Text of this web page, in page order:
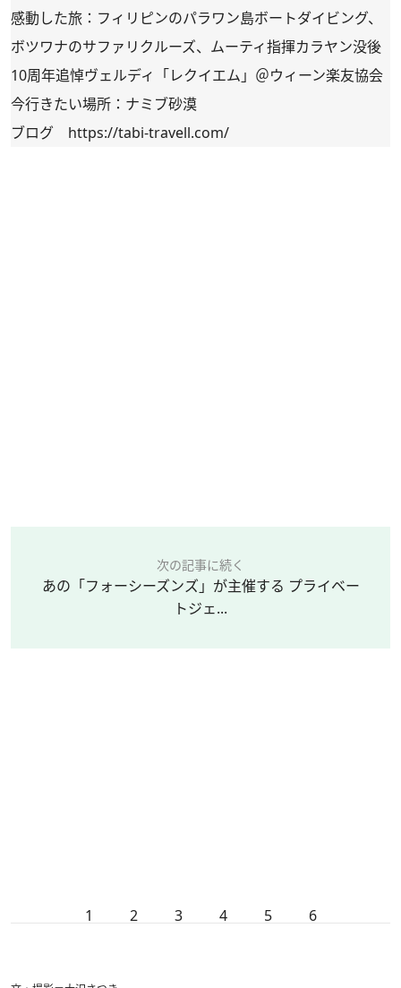
感動した旅：フィリピンのパラワン島ボートダイビング、
ボツワナのサファリクルーズ、ムーティ指揮カラヤン没後
10周年追悼ヴェルディ「レクイエム」＠ウィーン楽友協会
今行きたい場所：ナミブ砂漠
ブログ https://tabi-travell.com/
次の記事に続く
あの「フォーシーズンズ」が主催する プライベー
トジェ...
1 2 3 4 5 6